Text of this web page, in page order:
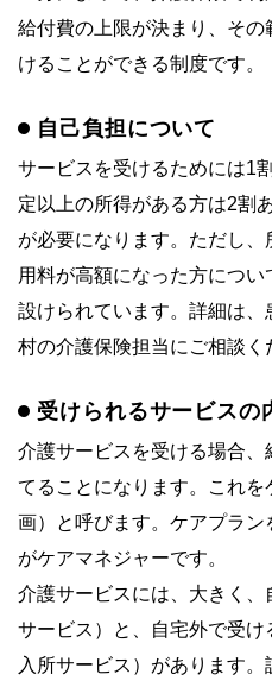
給付費の上限が決まり、そ
けることができる制度です。
自己負担について
サービスを受けるためには1
定以上の所得がある方は2割
が必要になります。ただし、
用料が高額になった方につ
設けられています。詳細は
村の介護保険担当にご相談く
受けられるサービスの
介護サービスを受ける場合
てることになります。これ
画）と呼びます。ケアプラ
がケアマネジャーです。
介護サービスには、大きく
サービス）と、自宅外で受
入所サービス）があります